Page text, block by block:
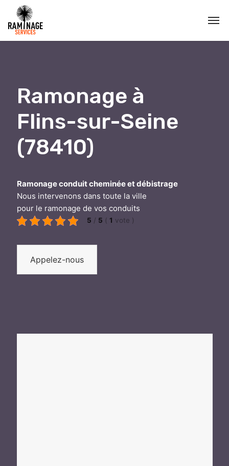
Ramonage à
Flins-sur-Seine
(78410)
Ramonage conduit cheminée et débistrage
Nous intervenons dans toute la ville
pour le ramonage de vos conduits
5 / 5 ( 1 vote )
Appelez-nous